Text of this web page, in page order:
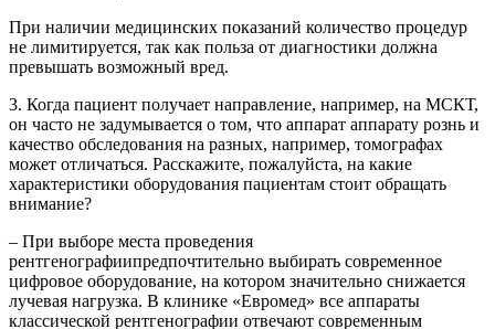
При наличии медицинских показаний количество процедур
не лимитируется, так как польза от диагностики должна
превышать возможный вред.
3. Когда пациент получает направление, например, на МСКТ,
он часто не задумывается о том, что аппарат аппарату рознь и
качество обследования на разных, например, томографах
может отличаться. Расскажите, пожалуйста, на какие
характеристики оборудования пациентам стоит обращать
внимание?
– При выборе места проведения
рентгенографиипредпочтительно выбирать современное
цифровое оборудование, на котором значительно снижается
лучевая нагрузка. В клинике «Евромед» все аппараты
классической рентгенографии отвечают современным